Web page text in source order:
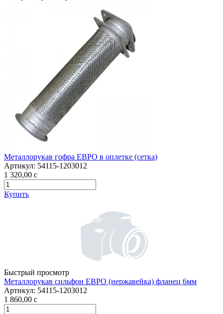
Металлорукав гофра ЕВРО в оплетке (сетка)
Артикул: 54115-1203012
1 320,00 c
Купить
Быстрый просмотр
Металлорукав сильфон ЕВРО (нержавейка) фланец 6мм
Артикул: 54115-1203012
1 860,00 c